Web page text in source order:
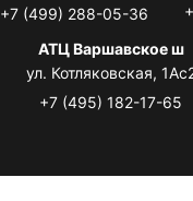
+7 (499) 288-05-36
АТЦ Варшавское ш
ул. Котляковская,
+7 (495) 182-17-65